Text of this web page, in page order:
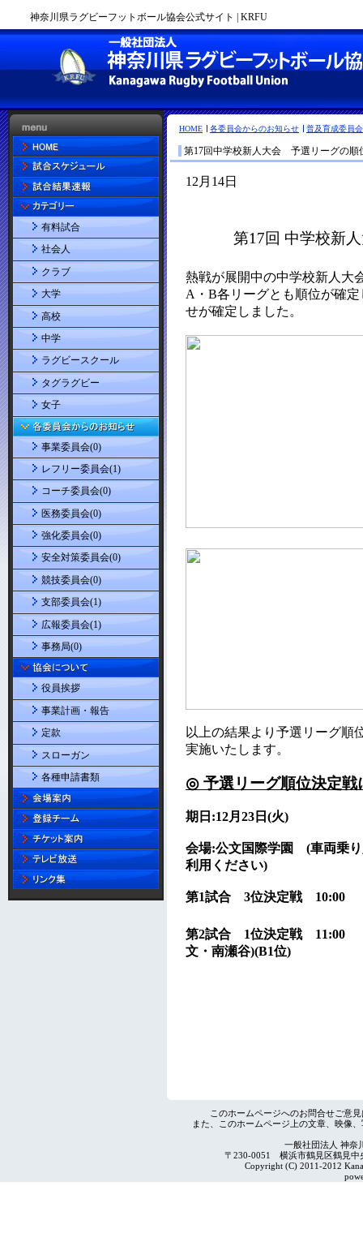
神奈川県ラグビーフットボール協会公式サイト | KRFU
HOME 各委員会からのお知らせ 普及育成委員会
第17回中学校新人大会 予選リーグの順
有料試合
社会人
クラブ
大学
高校
中学
ラグビースクール
タグラグビー
女子
事業委員会(0)
レフリー委員会(1)
コーチ委員会(0)
医務委員会(0)
強化委員会(0)
安全対策委員会(0)
競技委員会(0)
支部委員会(1)
広報委員会(1)
事務局(0)
役員挨拶
事業計画・報告
定款
スローガン
各種申請書類
このホームページへのお問合せご意
また、このホームページ上の文章、映像
一般社団法人 神奈
〒230-0051 横浜市鶴見区鶴見
Copyright (C) 2011-2012